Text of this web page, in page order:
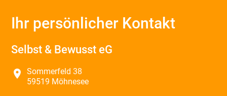
Ihr persönlicher Kontakt
Selbst & Bewusst eG
place
Sommerfeld 38
59519 Möhnesee